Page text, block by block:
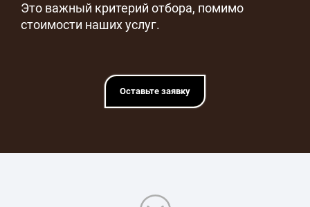
Это важный критерий отбора, помимо
стоимости наших услуг.
Оставьте заявку